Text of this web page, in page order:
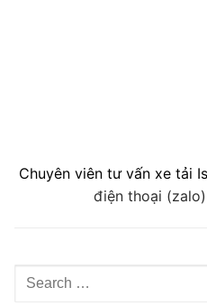
Chuyên viên tư vấn xe tải
điện thoại
Tìm
kiếm